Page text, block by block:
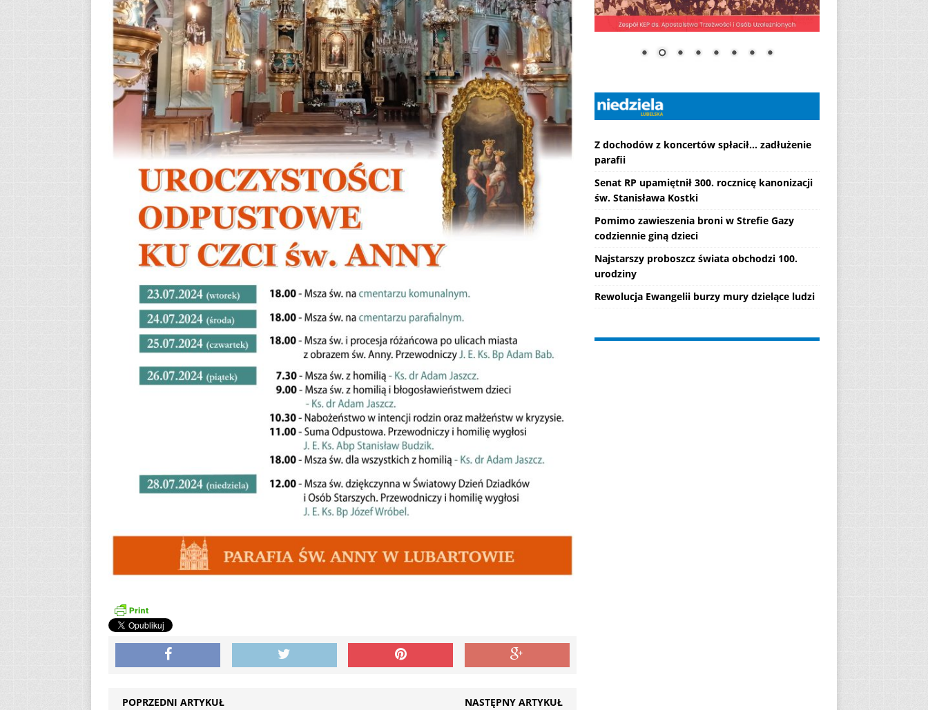
POPRZEDNI ARTYKUŁ NASTĘPNY ARTYKUŁ
Z dochodów z koncertów spłacił... zadłużenie
parafii
Senat RP upamiętnił 300. rocznicę kanonizacji
św. Stanisława Kostki
Pomimo zawieszenia broni w Strefie Gazy
codziennie giną dzieci
Najstarszy proboszcz świata obchodzi 100.
urodziny
Rewolucja Ewangelii burzy mury dzielące ludzi